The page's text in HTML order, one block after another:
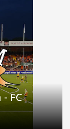
FC